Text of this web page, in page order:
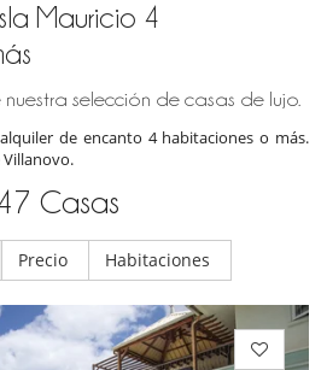
Mauricio 4
nuestra selección de casas de lujo.
de encanto 4 habitaciones o más.
Villanovo.
Casas
Precio Habitaciones